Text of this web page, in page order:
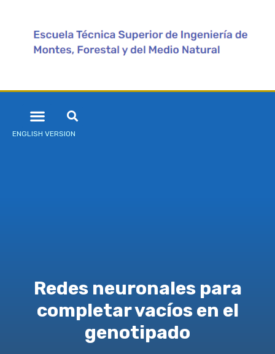
ENGLISH VERSION
Redes neuronales para
completar vacíos en el
genotipado